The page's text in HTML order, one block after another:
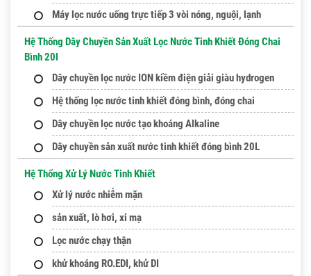
Máy lọc nước uống trực tiếp 3 vòi nóng, nguội, lạnh
Hệ Thống Dây Chuyền Sản Xuất Lọc Nước Tinh Khiết Đóng Chai
Bình 20l
Dây chuyền lọc nước ION kiềm điện giải giàu hydrogen
Hệ thống lọc nước tinh khiết đóng bình, đóng chai
Dây chuyền lọc nước tạo khoáng Alkaline
Dây chuyền sản xuất nước tinh khiết đóng bình 20L
Hệ Thống Xử Lý Nước Tinh Khiết
Xử lý nước nhiễm mặn
sản xuất, lò hơi, xi mạ
Lọc nước chạy thận
khử khoáng RO.EDI, khử DI